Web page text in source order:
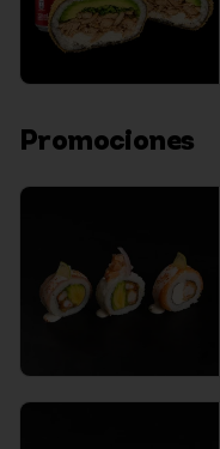
Promociones